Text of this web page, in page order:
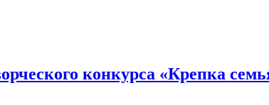
конкурса «Крепка